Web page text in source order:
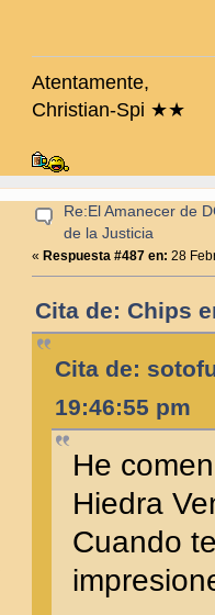
Atentamente,
Christian-Spi ★★
Re:El Amanecer de
de la Justicia
« Respuesta #487 en: 28
Cita de: Chips
Cita de:
19:46:55 pm
He
Hiedra
Cuando